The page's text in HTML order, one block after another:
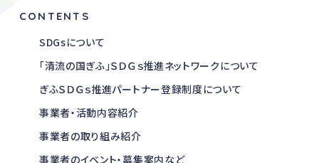
CONTENTS
SDGsについて
「清流の国ぎふ」ＳＤＧｓ推進ネットワークについて
ぎふＳＤＧｓ推進パートナー登録制度について
事業者・活動内容紹介
事業者の取り組み紹介
事業者のイベント・募集案内など